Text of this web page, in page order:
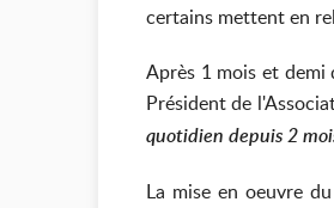
certains mettent en
Après 1 mois et demi
Président de
quotidien depuis 2
La mise en oeuvre